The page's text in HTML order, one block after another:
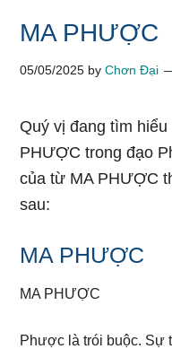
MA PHƯỢC
05/05/2025 byChơn Đại
Quý vị đang tìm
PHƯỢC trong đạo
của từ MA PHƯỢC
sau:
MA PHƯỢC
MA PHƯỢC
Phược là trói buộc. Sự